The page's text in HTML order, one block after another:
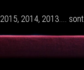
2014, 2013.... sont